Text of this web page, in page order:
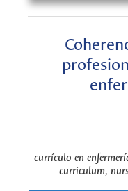
currículo en
curriculum,